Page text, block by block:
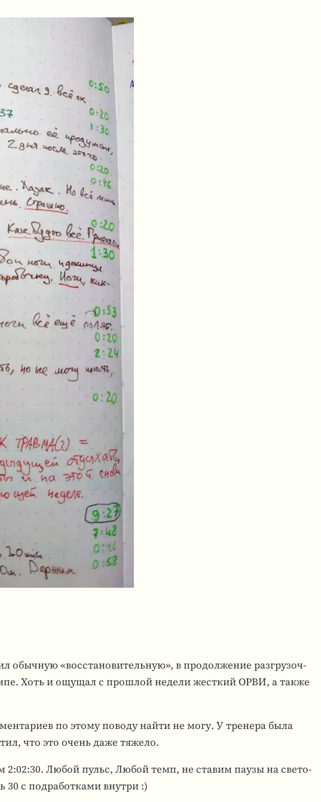
обыч­ную «вос­ста­но­ви­тель­ную», в про­дол­же­ние раз­гру­зоч­
Хоть и ощущал с про­шлой недели жест­кий ОРВИ, а также
по этому поводу найти не могу. У тре­нера была
что это очень даже тяжело.
2:02:30. Любой пульс, Любой темп, не ставим паузы на све­то­
30 с под­ра­бот­ками внутри :)